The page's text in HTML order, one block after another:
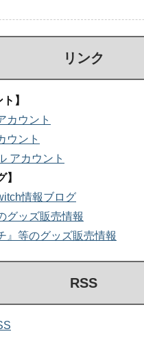
リンク
】
カウント
ウント
アカウント
】
情報ブログ
グッズ販売情報
』等のグッズ販売情報
RSS